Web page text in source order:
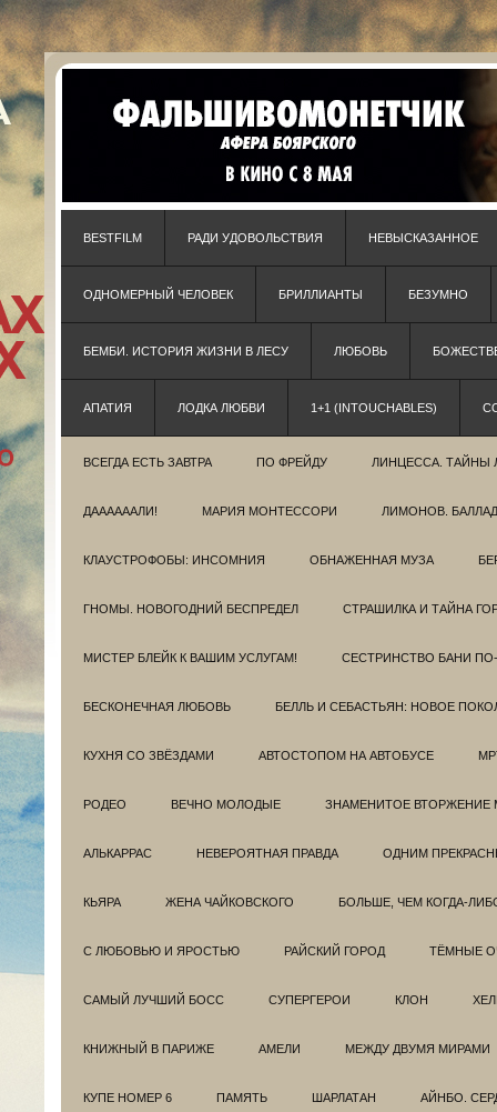
BESTFILM РАДИ УДОВОЛЬСТВИЯ НЕВЫСКАЗАННОЕ
ОДНОМЕРНЫЙ ЧЕЛОВЕК БРИЛЛИАНТЫ БЕЗУМНО
БЕМБИ. ИСТОРИЯ ЖИЗНИ В ЛЕСУ ЛЮБОВЬ
АПАТИЯ ЛОДКА ЛЮБВИ 1+1 (INTOUCHABLES)
ВСЕГДА ЕСТЬ ЗАВТРА ПО ФРЕЙДУ ЛИНЦЕССА. ТАЙНЫ
ДААААААЛИ! МАРИЯ МОНТЕССОРИ ЛИМОНОВ.
КЛАУСТРОФОБЫ: ИНСОМНИЯ ОБНАЖЕННАЯ МУЗА
ГНОМЫ. НОВОГОДНИЙ БЕСПРЕДЕЛ СТРАШИЛКА И ТАЙНА
МИСТЕР БЛЕЙК К ВАШИМ УСЛУГАМ! СЕСТРИНСТВО БАНИ
БЕСКОНЕЧНАЯ ЛЮБОВЬ БЕЛЛЬ И СЕБАСТЬЯН: НОВОЕ
КУХНЯ СО ЗВЁЗДАМИ АВТОСТОПОМ НА АВТОБУСЕ
РОДЕО ВЕЧНО МОЛОДЫЕ ЗНАМЕНИТОЕ ВТОРЖЕНИЕ
АЛЬКАРРАС НЕВЕРОЯТНАЯ ПРАВДА ОДНИМ
КЬЯРА ЖЕНА ЧАЙКОВСКОГО БОЛЬШЕ, ЧЕМ КОГДА-
С ЛЮБОВЬЮ И ЯРОСТЬЮ РАЙСКИЙ ГОРОД ТЁМНЫЕ
САМЫЙ ЛУЧШИЙ БОСС СУПЕРГЕРОИ КЛОН
КНИЖНЫЙ В ПАРИЖЕ АМЕЛИ МЕЖДУ ДВУМЯ МИРАМИ
КУПЕ НОМЕР 6 ПАМЯТЬ ШАРЛАТАН АЙНБО.